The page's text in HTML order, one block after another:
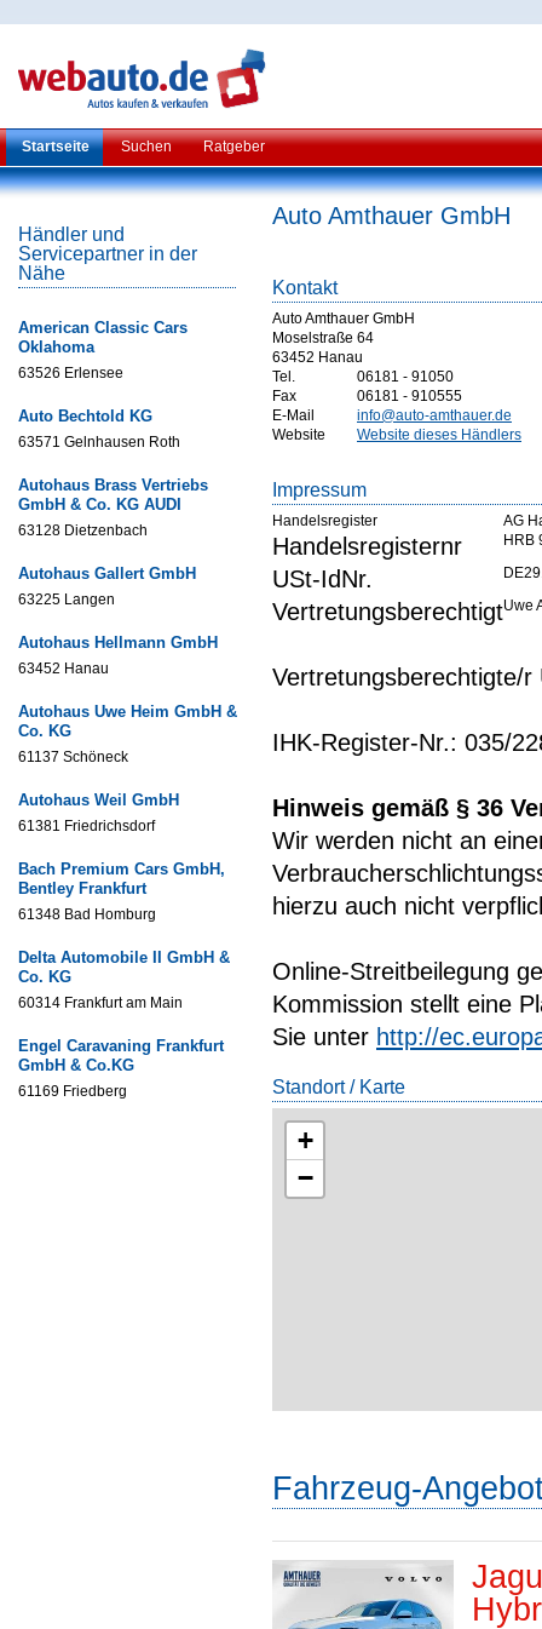
Startseite Suchen Ratgeber
Händler und
Servicepartner in der
Nähe
American Classic Cars
Oklahoma
63526 Erlensee
Auto Bechtold KG
63571 Gelnhausen Roth
Autohaus Brass Vertriebs
GmbH & Co. KG AUDI
63128 Dietzenbach
Autohaus Gallert GmbH
63225 Langen
Autohaus Hellmann GmbH
63452 Hanau
Autohaus Uwe Heim GmbH &
Co. KG
61137 Schöneck
Autohaus Weil GmbH
61381 Friedrichsdorf
Bach Premium Cars GmbH,
Bentley Frankfurt
61348 Bad Homburg
Delta Automobile II GmbH &
Co. KG
60314 Frankfurt am Main
Engel Caravaning Frankfurt
GmbH & Co.KG
61169 Friedberg
Auto Amthauer GmbH
Kontakt
Auto Amthauer GmbH
Moselstraße 64
63452 Hanau
Tel.
06181 - 91050
Fax
06181 - 910555
E-Mail
info@auto-amthauer.de
Website
Website dieses Händlers
Impressum
Handelsregister AG
Handelsregisternr HRB
USt-IdNr.
VertretungsberechtigtUwe
Vertretungsberechtigte/
IHK-Register-Nr.: 035/
Hinweis gemäß § 36
Wir werden nicht an
hierzu auch nicht
Online-Streitbeilegung
Kommission stellt eine
Sie unter http://
Standort / Karte
+
−
Fahrzeug-